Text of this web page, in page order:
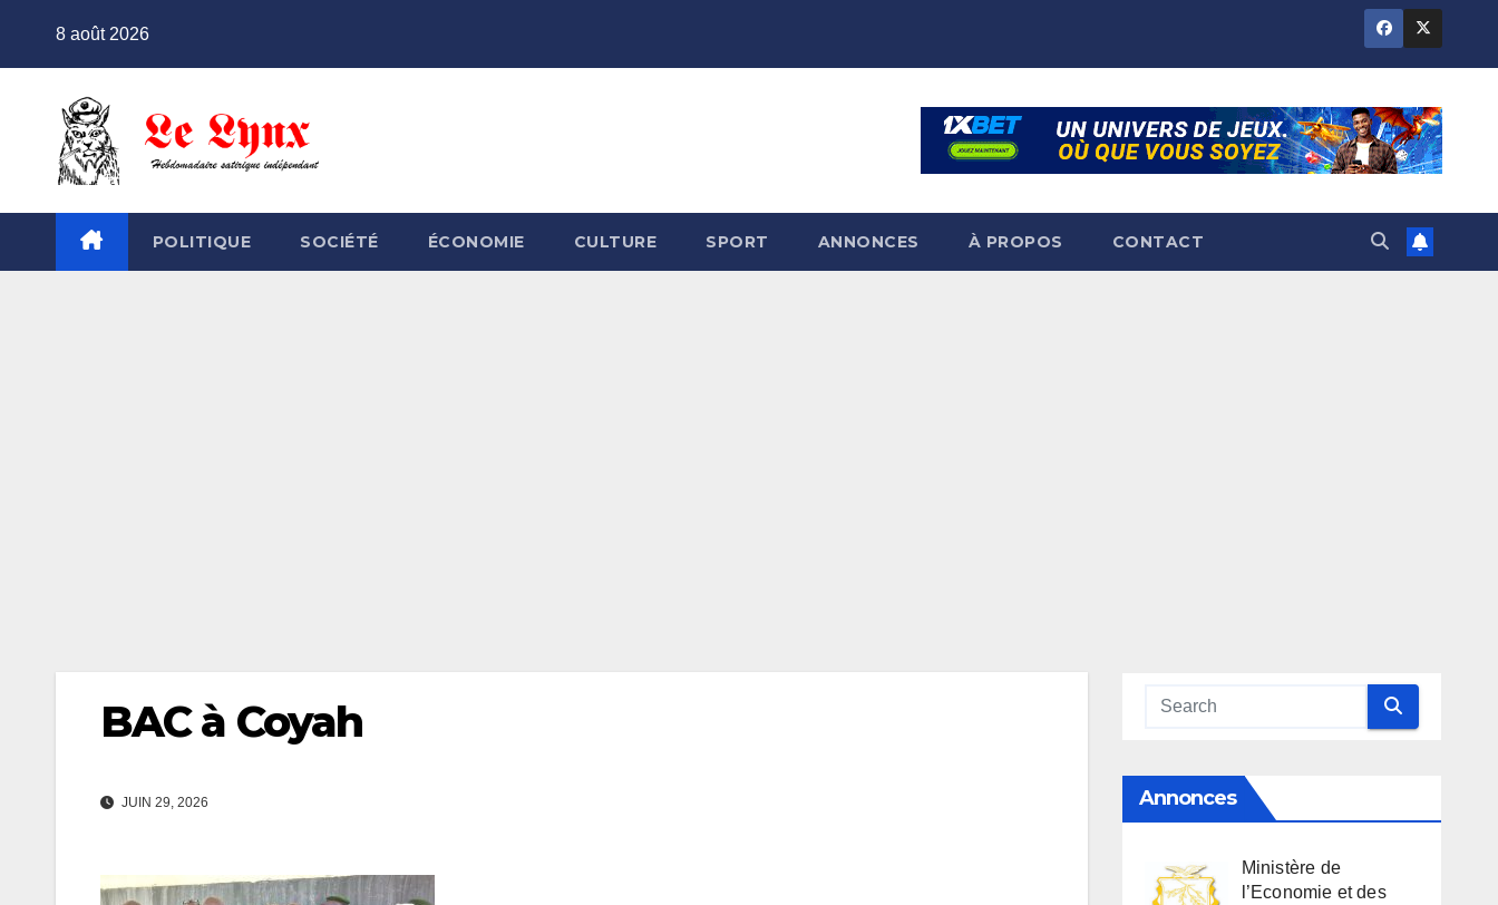
8 août 2026
POLITIQUE SOCIÉTÉ ÉCONOMIE CULTURE SPORT ANNONCES À PROPOS CONTACT
BAC à Coyah
JUIN 29, 2026 Annonces
Ministère de
l’Economie et des